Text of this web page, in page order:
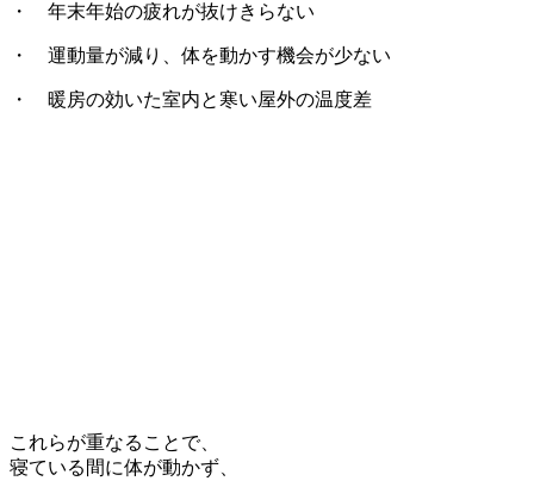
・ 年末年始の疲れが抜けきらない
・ 運動量が減り、体を動かす機会が少ない
・ 暖房の効いた室内と寒い屋外の温度差
これらが重なることで、
寝ている間に体が動かず、